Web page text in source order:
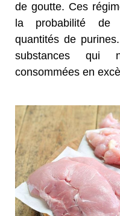
de goutte. Ces
la probabilité de
quantités de
substances qui
consommées en